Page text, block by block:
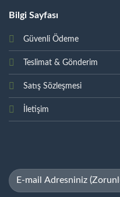
Bilgi Sayfası
Güvenli Ödeme
Teslimat & Gönderim
Satış Sözleşmesi
İletişim